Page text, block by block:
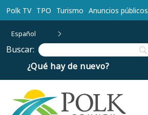
Ir al contenido principal
Polk TV TPO Turismo Anuncios públicos
Español
Buscar:
¿Qué hay de nuevo?